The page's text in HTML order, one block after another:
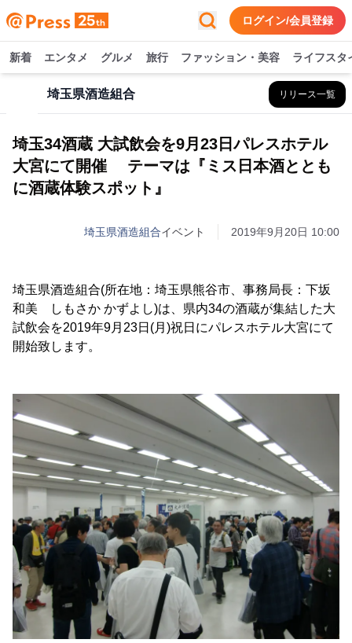
ログイン/会員登録
新着 エンタメ グルメ 旅行 ファッション・美容 ライフスタ
埼玉県酒造組合 リリース一覧
埼玉34酒蔵 大試飲会を9月23日パレスホテル
大宮にて開催 テーマは『ミス日本酒ととも
に酒蔵体験スポット』
埼玉県酒造組合イベント 2019年9月20日 10:00
埼玉県酒造組合(所在地：埼玉県熊谷市、事務局長：下坂
和美 しもさか かずよし)は、県内34の酒蔵が集結した大
試飲会を2019年9月23日(月)祝日にパレスホテル大宮にて
開始致します。